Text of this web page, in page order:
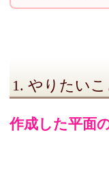
1. やりたいこ
作成した平面